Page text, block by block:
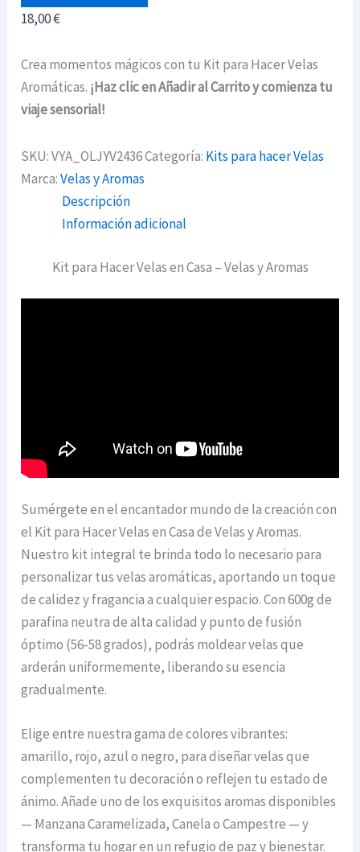
18,00€
Crea momentos mágicos con tu Kit para Hacer Velas
Aromáticas. ¡Haz clic en Añadir al Carrito y comienza tu
viaje sensorial!
SKU:VYA_OLJYV2436Categoría: Kits para hacer Velas
Marca:Velas y Aromas
Descripción
Información adicional
Kit para Hacer Velas en Casa – Velas y Aromas
Sumérgete en el encantador mundo de la creación con
el Kit para Hacer Velas en Casa de Velas y Aromas.
Nuestro kit integral te brinda todo lo necesario para
personalizar tus velas aromáticas, aportando un toque
de calidez y fragancia a cualquier espacio. Con 600g de
parafina neutra de alta calidad y punto de fusión
óptimo (56-58 grados), podrás moldear velas que
arderán uniformemente, liberando su esencia
gradualmente.
Elige entre nuestra gama de colores vibrantes:
amarillo, rojo, azul o negro, para diseñar velas que
complementen tu decoración o reflejen tu estado de
ánimo. Añade uno de los exquisitos aromas disponibles
— Manzana Caramelizada, Canela o Campestre — y
transforma tu hogar en un refugio de paz y bienestar.